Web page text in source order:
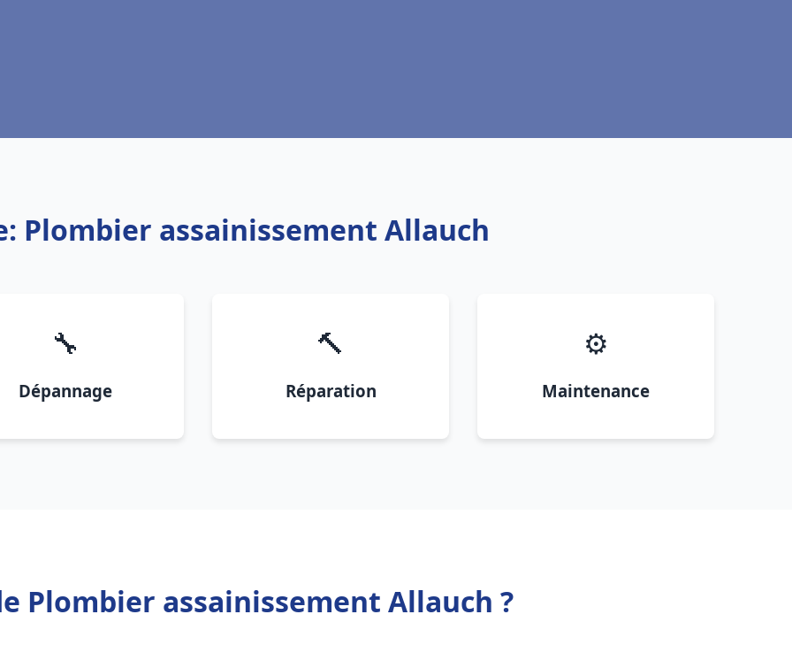
Plombier assainissement Allauch
🔧
Dépannage
🔨
Réparation
⚙️
Maintenance
Plombier assainissement Allauch ?